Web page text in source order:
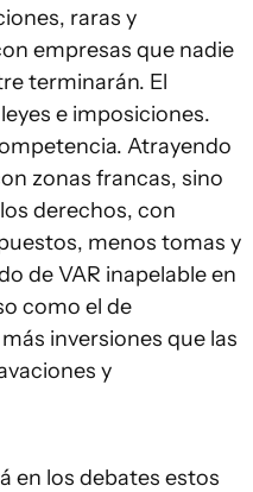
raras y
empresas que nadie
terminarán. El
e imposiciones.
Atrayendo
zonas francas, sino
derechos, con
menos tomas y
de VAR inapelable en
como el de
inversiones que las
y
en los debates estos